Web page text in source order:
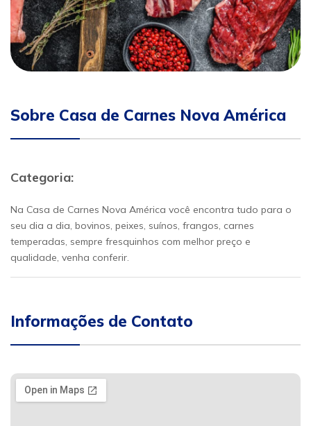
Sobre Casa de Carnes Nova América
Categoria:
Na Casa de Carnes Nova América você encontra tudo para o
seu dia a dia, bovinos, peixes, suínos, frangos, carnes
temperadas, sempre fresquinhos com melhor preço e
qualidade, venha conferir.
Informações de Contato